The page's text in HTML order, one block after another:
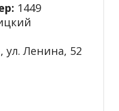
1449
ул. Ленина, 52